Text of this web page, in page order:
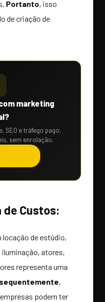
Portanto, isso
de criação de
marketing
SEO e tráfego pago.
sem enrolação.
de Custos:
locação de estúdio,
atores,
representa uma
,
podem ter